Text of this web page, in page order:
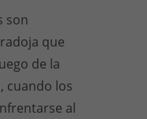
son
que
de la
cuando los
al